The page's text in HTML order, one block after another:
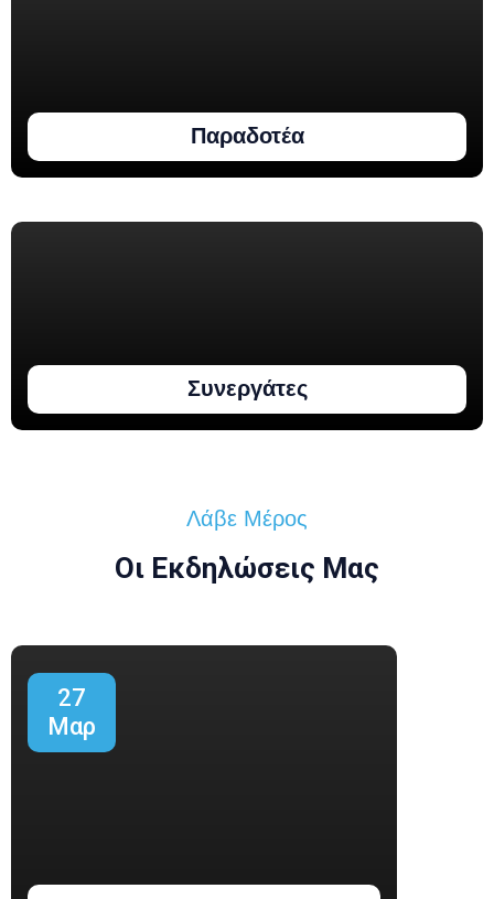
Παραδοτέα
Συνεργάτες
Λάβε Μέρος
Οι Εκδηλώσεις Μας
27
Μαρ